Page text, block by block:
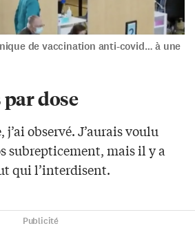
de vaccination anti-covid… à une
dose
observé. J’aurais voulu
subrepticement, mais il y a
qui l’interdisent.
Publicité